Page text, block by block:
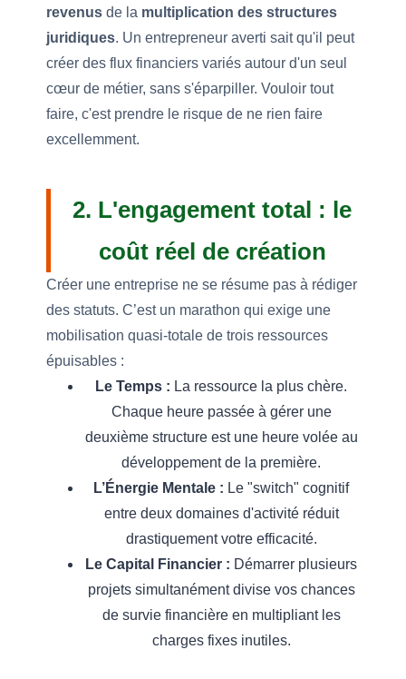
revenus de la multiplication des structures
juridiques. Un entrepreneur averti sait qu'il peut
créer des flux financiers variés autour d'un seul
cœur de métier, sans s'éparpiller. Vouloir tout
faire, c'est prendre le risque de ne rien faire
excellemment.
2. L'engagement total : le
coût réel de création
Créer une entreprise ne se résume pas à rédiger
des statuts. C’est un marathon qui exige une
mobilisation quasi-totale de trois ressources
épuisables :
Le Temps : La ressource la plus chère.
Chaque heure passée à gérer une
deuxième structure est une heure volée au
développement de la première.
L’Énergie Mentale : Le "switch" cognitif
entre deux domaines d'activité réduit
drastiquement votre efficacité.
Le Capital Financier : Démarrer plusieurs
projets simultanément divise vos chances
de survie financière en multipliant les
charges fixes inutiles.